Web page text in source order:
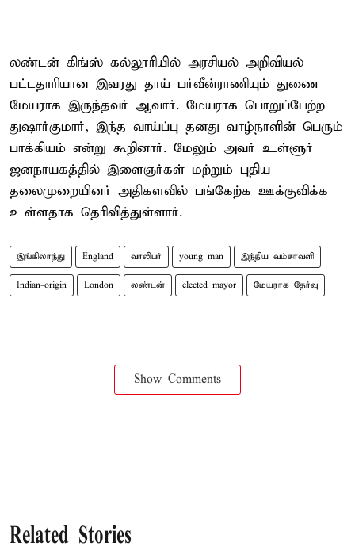
லண்டன் கிங்ஸ் கல்லூரியில் அரசியல் அறிவியல்
பட்டதாரியான இவரது தாய் பர்வீன்ராணியும் துணை
மேயராக இருந்தவர் ஆவார். மேயராக பொறுப்பேற்ற
துஷார்குமார், இந்த வாய்ப்பு தனது வாழ்நாளின் பெரும்
பாக்கியம் என்று கூறினார். மேலும் அவர் உள்ளூர்
ஜனநாயகத்தில் இளைஞர்கள் மற்றும் புதிய
தலைமுறையினர் அதிகளவில் பங்கேற்க ஊக்குவிக்க
உள்ளதாக தெரிவித்துள்ளார்.
இங்கிலாந்து England வாலிபர் young man இந்திய வம்சாவளி
Indian-origin London லண்டன் elected mayor மேயராக தேர்வு
Show Comments
Related Stories